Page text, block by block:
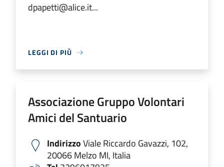
dpapetti@alice.it...
LEGGI DI PIÙ
Associazione Gruppo Volontari
Amici del Santuario
IndirizzoViale Riccardo Gavazzi, 102,
20066 Melzo MI, Italia